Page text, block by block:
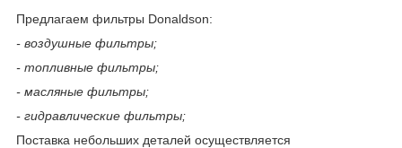
Предлагаем фильтры Donaldson:
- воздушные фильтры;
- топливные фильтры;
- масляные фильтры;
- гидравлические фильтры;
Поставка небольших деталей осуществляется